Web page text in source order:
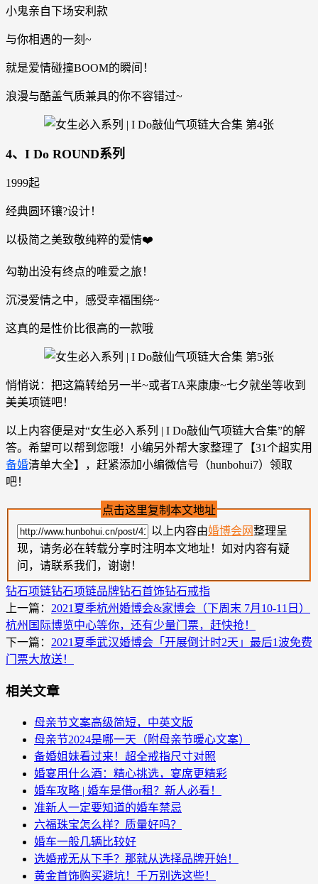
小鬼亲自下场安利款
与你相遇的一刻~
就是爱情碰撞BOOM的瞬间！
浪漫与酷盖气质兼具的你不容错过~
4、I Do ROUND系列
1999起
经典圆环镶?设计！
以极简之美致敬纯粹的爱情❤️
勾勒出没有终点的唯爱之旅！
沉浸爱情之中，感受幸福围绕~
这真的是性价比很高的一款哦
悄悄说：把这篇转给另一半~或者TA来康康~七夕就坐等收到
美美项链吧！
以上内容便是对“女生必入系列 | I Do敲仙气项链大合集”的解
答。希望可以帮到您哦！小编另外帮大家整理了【31个超实用
备婚清单大全】，赶紧添加小编微信号（hunbohui7）领取
吧！
点击这里复制本文地址
以上内容由婚博会网整理呈
现，请务必在转载分享时注明本文地址！如对内容有疑
问，请联系我们，谢谢！
钻石项链钻石项链品牌钻石首饰钻石戒指
上一篇： 2021夏季杭州婚博会&家博会（下周末 7月10-11日）
杭州国际博览中心等你，还有少量门票，赶快抢！
下一篇： 2021夏季武汉婚博会「开展倒计时2天」最后1波免费
门票大放送！
相关文章
母亲节文案高级简短，中英文版
母亲节2024是哪一天（附母亲节暖心文案）
备婚姐妹看过来！超全戒指尺寸对照
婚宴用什么酒：精心挑选，宴席更精彩
婚车攻略 | 婚车是借or租？新人必看！
准新人一定要知道的婚车禁忌
六福珠宝怎么样？质量好吗？
婚车一般几辆比较好
选婚戒无从下手？那就从选择品牌开始！
黄金首饰购买避坑！千万别选这些！